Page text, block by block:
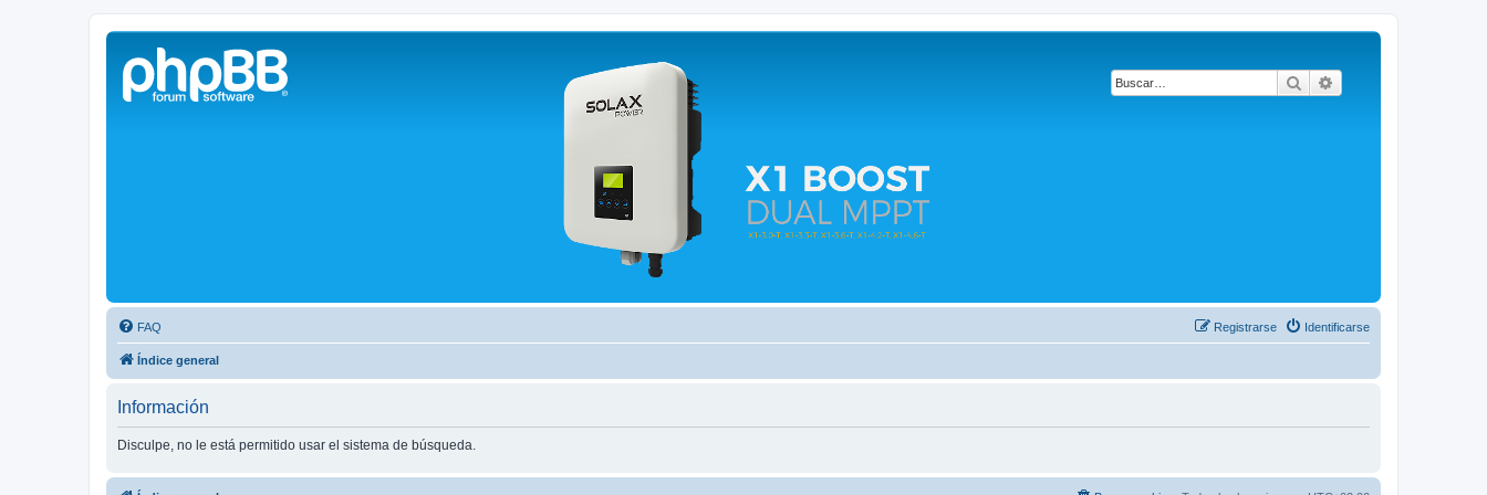
Buscar
Solax FAQ
Lugar para intercambiar dudas sobre inversores solares Solax y temas relacionados.
FAQ Identificarse
Registrarse
Índice general
Información
Disculpe, no le está permitido usar el sistema de búsqueda.